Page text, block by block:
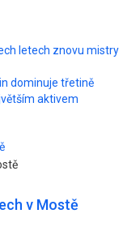
letech znovu mistry
dominuje třetině
aktivem
v Mostě